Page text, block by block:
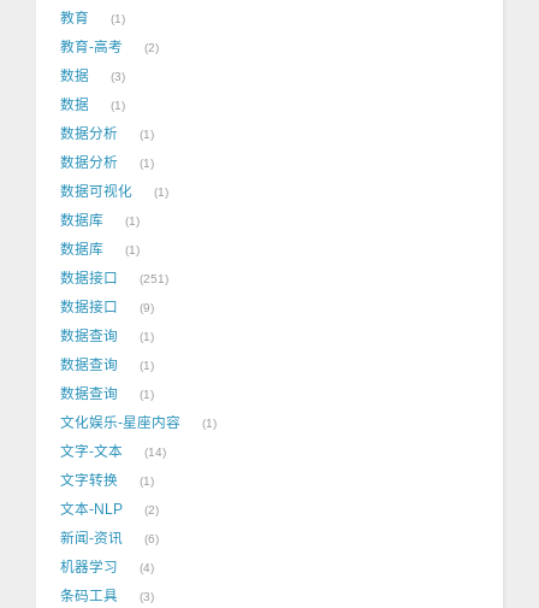
教育 1
教育-高考 2
数据 3
数据 1
数据分析 1
数据分析 1
数据可视化 1
数据库 1
数据库 1
数据接口 251
数据接口 9
数据查询 1
数据查询 1
数据查询 1
文化娱乐-星座内容 1
文字-文本 14
文字转换 1
文本-NLP 2
新闻-资讯 6
机器学习 4
条码工具 3